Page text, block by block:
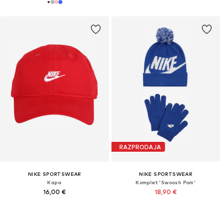
NIKE SPORTSWEAR
Kapa
16,00 €
RAZPRODAJA
NIKE SPORTSWEAR
Komplet 'Swoosh Pom'
18,90 €